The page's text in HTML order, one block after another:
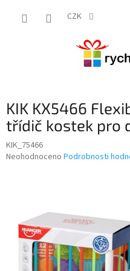
CZK
KIK KX5466
třídič kostek pro
KIK_75466
Průměrné
hvězdiček.
Neohodnoceno Podrobnosti